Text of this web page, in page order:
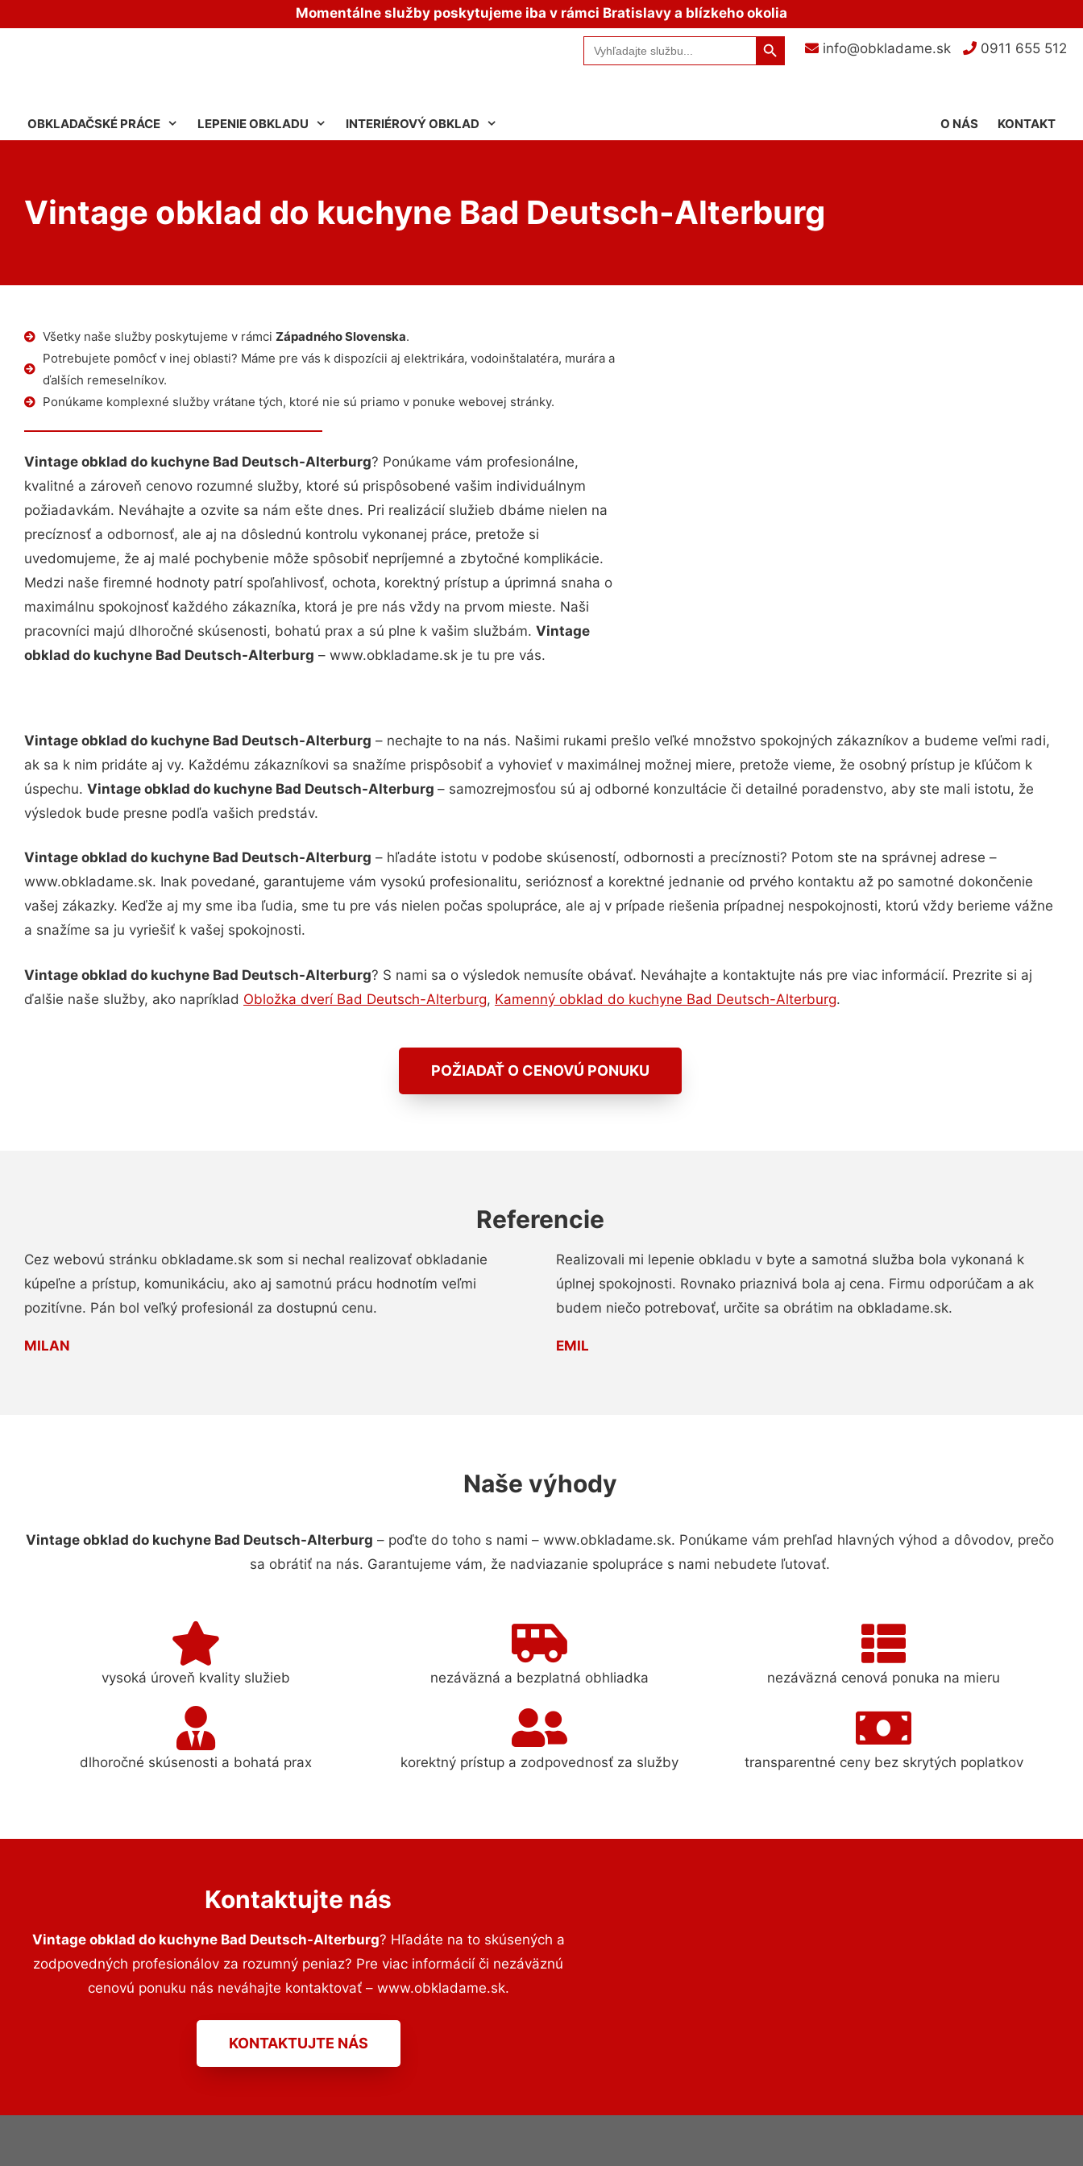
Momentálne služby poskytujeme iba v rámci Bratislavy a blízkeho okolia
info@obkladame.sk 0911 655 512
Search
for:
Search Button
OBKLADAČSKÉ PRÁCE LEPENIE OBKLADU INTERIÉROVÝ OBKLAD KONTAKT
O NÁS
Vintage obklad do kuchyne Bad Deutsch-Alterburg
Všetky naše služby poskytujeme v rámci Západného Slovenska.
Potrebujete pomôcť v inej oblasti? Máme pre vás k dispozícii aj elektrikára, vodoinštalatéra, murára a
ďalších remeselníkov.
Ponúkame komplexné služby vrátane tých, ktoré nie sú priamo v ponuke webovej stránky.
Vintage obklad do kuchyne Bad Deutsch-Alterburg? Ponúkame vám profesionálne,
kvalitné a zároveň cenovo rozumné služby, ktoré sú prispôsobené vašim individuálnym
požiadavkám. Neváhajte a ozvite sa nám ešte dnes. Pri realizácií služieb dbáme nielen na
precíznosť a odbornosť, ale aj na dôslednú kontrolu vykonanej práce, pretože si
uvedomujeme, že aj malé pochybenie môže spôsobiť nepríjemné a zbytočné komplikácie.
Medzi naše firemné hodnoty patrí spoľahlivosť, ochota, korektný prístup a úprimná snaha o
maximálnu spokojnosť každého zákazníka, ktorá je pre nás vždy na prvom mieste. Naši
pracovníci majú dlhoročné skúsenosti, bohatú prax a sú plne k vašim službám. Vintage
obklad do kuchyne Bad Deutsch-Alterburg – www.obkladame.sk je tu pre vás.
Vintage obklad do kuchyne Bad Deutsch-Alterburg – nechajte to na nás. Našimi rukami prešlo veľké množstvo spokojných zákazníkov a budeme veľmi radi,
ak sa k nim pridáte aj vy. Každému zákazníkovi sa snažíme prispôsobiť a vyhovieť v maximálnej možnej miere, pretože vieme, že osobný prístup je kľúčom k
úspechu. Vintage obklad do kuchyne Bad Deutsch-Alterburg – samozrejmosťou sú aj odborné konzultácie či detailné poradenstvo, aby ste mali istotu, že
výsledok bude presne podľa vašich predstáv.
Vintage obklad do kuchyne Bad Deutsch-Alterburg – hľadáte istotu v podobe skúseností, odbornosti a precíznosti? Potom ste na správnej adrese –
www.obkladame.sk. Inak povedané, garantujeme vám vysokú profesionalitu, serióznosť a korektné jednanie od prvého kontaktu až po samotné dokončenie
vašej zákazky. Keďže aj my sme iba ľudia, sme tu pre vás nielen počas spolupráce, ale aj v prípade riešenia prípadnej nespokojnosti, ktorú vždy berieme vážne
a snažíme sa ju vyriešiť k vašej spokojnosti.
Vintage obklad do kuchyne Bad Deutsch-Alterburg? S nami sa o výsledok nemusíte obávať. Neváhajte a kontaktujte nás pre viac informácií. Prezrite si aj
ďalšie naše služby, ako napríklad Obložka dverí Bad Deutsch-Alterburg, Kamenný obklad do kuchyne Bad Deutsch-Alterburg.
POŽIADAŤ O CENOVÚ PONUKU
Referencie
Cez webovú stránku obkladame.sk som si nechal realizovať obkladanie
kúpeľne a prístup, komunikáciu, ako aj samotnú prácu hodnotím veľmi
pozitívne. Pán bol veľký profesionál za dostupnú cenu.
MILAN
Realizovali mi lepenie obkladu v byte a samotná služba bola vykonaná k
úplnej spokojnosti. Rovnako priaznivá bola aj cena. Firmu odporúčam a ak
budem niečo potrebovať, určite sa obrátim na obkladame.sk.
EMIL
Naše výhody
Vintage obklad do kuchyne Bad Deutsch-Alterburg – poďte do toho s nami – www.obkladame.sk. Ponúkame vám prehľad hlavných výhod a dôvodov, prečo
sa obrátiť na nás. Garantujeme vám, že nadviazanie spolupráce s nami nebudete ľutovať.
vysoká úroveň kvality služieb nezáväzná a bezplatná obhliadka nezáväzná cenová ponuka na mieru
dlhoročné skúsenosti a bohatá prax korektný prístup a zodpovednosť za služby transparentné ceny bez skrytých poplatkov
Kontaktujte nás
Vintage obklad do kuchyne Bad Deutsch-Alterburg? Hľadáte na to skúsených a
zodpovedných profesionálov za rozumný peniaz? Pre viac informácií či nezáväznú
cenovú ponuku nás neváhajte kontaktovať – www.obkladame.sk.
KONTAKTUJTE NÁS